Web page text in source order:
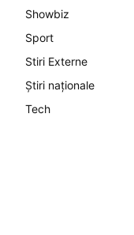
Showbiz
Sport
Stiri Externe
Știri naționale
Tech